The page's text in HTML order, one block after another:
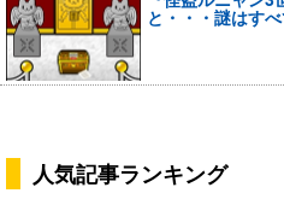
と・・・謎はす
人気記事ランキング